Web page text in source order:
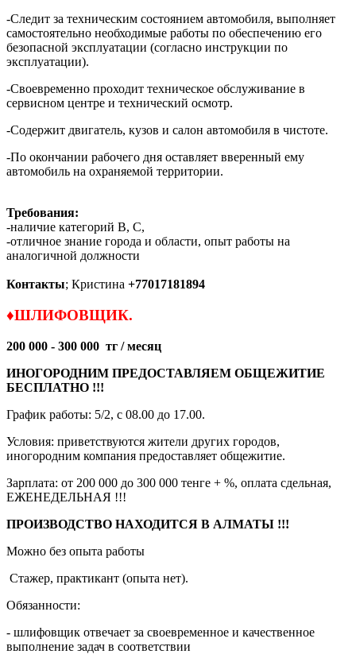
-Следит за техническим состоянием автомобиля, выполняет
самостоятельно необходимые работы по обеспечению его
безопасной эксплуатации (согласно инструкции по
эксплуатации).
-Своевременно проходит техническое обслуживание в
сервисном центре и технический осмотр.
-Содержит двигатель, кузов и салон автомобиля в чистоте.
-По окончании рабочего дня оставляет вверенный ему
автомобиль на охраняемой территории.
Требования:
-наличие категорий В, C,
-отличное знание города и области, опыт работы на
аналогичной должности
Контакты; Кристина +77017181894
♦ШЛИФОВЩИК.
200 000 - 300 000 тг / месяц
ИНОГОРОДНИМ ПРЕДОСТАВЛЯЕМ ОБЩЕЖИТИЕ
БЕСПЛАТНО !!!
График работы: 5/2, с 08.00 до 17.00.
Условия: приветствуются жители других городов,
иногородним компания предоставляет общежитие.
Зарплата: от 200 000 до 300 000 тенге + %, оплата сдельная,
ЕЖЕНЕДЕЛЬНАЯ !!!
ПРОИЗВОДСТВО НАХОДИТСЯ В АЛМАТЫ !!!
Можно без опыта работы
Стажер, практикант (опыта нет).
Обязанности:
- шлифовщик отвечает за своевременное и качественное
выполнение задач в соответствии